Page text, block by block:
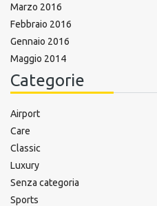
Marzo 2016
Febbraio 2016
Gennaio 2016
Maggio 2014
Categorie
Airport
Care
Classic
Luxury
Senza categoria
Sports